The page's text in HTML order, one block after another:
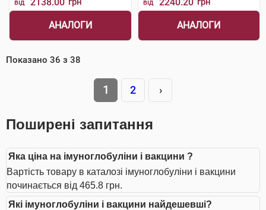
від
АНАЛОГИ
від
АНАЛОГИ
Показано 36 з 38
1 2 ›
Поширені запитання
Яка ціна на імуноглобуліни і вакцини ?
Вартість товару в каталозі імуноглобуліни і вакцини
починається від 465.8 грн.
Які імуноглобуліни і вакцини найдешевші?